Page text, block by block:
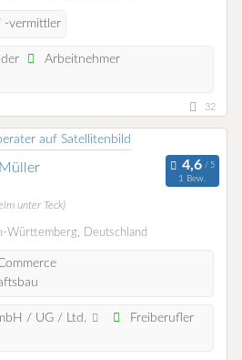
-vermittler
Arbeitnehmer
32
1 Bew.
unter Teck)
Württemberg, Deutschland
/ UG / Ltd.
Freiberufler